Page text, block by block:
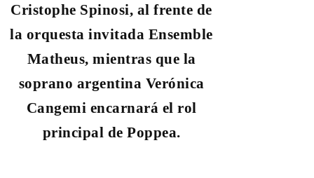
Cristophe Spinosi, al frente de
la orquesta invitada Ensemble
Matheus, mientras que la
soprano argentina Verónica
Cangemi encarnará el rol
principal de Poppea.